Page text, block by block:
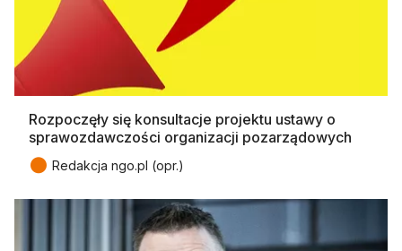
Rozpoczęły się konsultacje projektu ustawy o
sprawozdawczości organizacji pozarządowych
● Redakcja ngo.pl (opr.)